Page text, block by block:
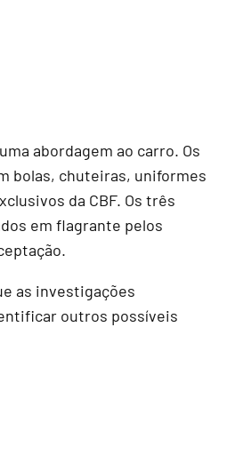
abordagem ao carro. Os
bolas, chuteiras, uniformes
da CBF. Os três
em flagrante pelos
as investigações
outros possíveis